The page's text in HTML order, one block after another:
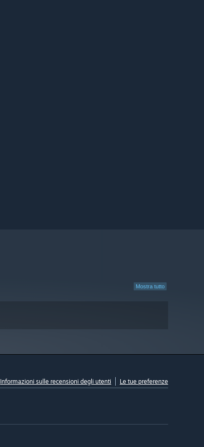
Mostra tutto
Informazioni sulle recensioni degli utenti Le tue preferenze